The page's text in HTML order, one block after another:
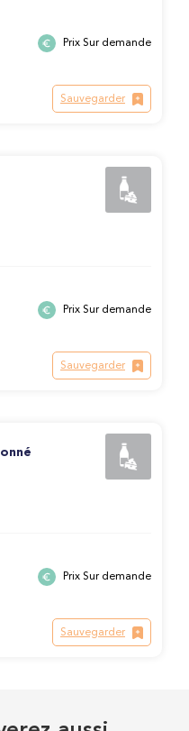
Prix Sur demande
Sauvegarder
Prix Sur demande
Sauvegarder
Prix Sur demande
Sauvegarder